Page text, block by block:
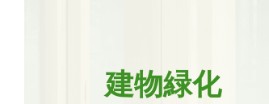
建物緑化